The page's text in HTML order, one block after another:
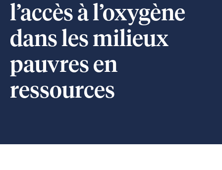
l’accès à l’oxygène
dans les milieux
pauvres en
ressources